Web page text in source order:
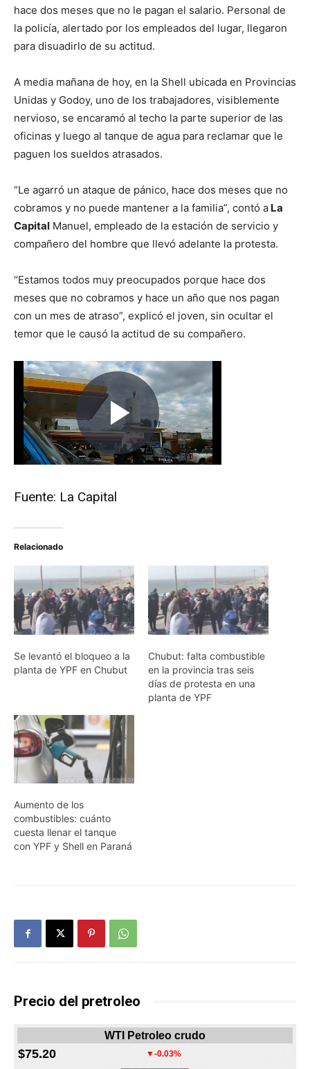
hace dos meses que no le pagan el salario. Personal de
la policía, alertado por los empleados del lugar, llegaron
para disuadirlo de su actitud.
A media mañana de hoy, en la Shell ubicada en Provincias
Unidas y Godoy, uno de los trabajadores, visiblemente
nervioso, se encaramó al techo la parte superior de las
oficinas y luego al tanque de agua para reclamar que le
paguen los sueldos atrasados.
“Le agarró un ataque de pánico, hace dos meses que no
cobramos y no puede mantener a la familia”, contó a La
Capital Manuel, empleado de la estación de servicio y
compañero del hombre que llevó adelante la protesta.
“Estamos todos muy preocupados porque hace dos
meses que no cobramos y hace un año que nos pagan
con un mes de atraso”, explicó el joven, sin ocultar el
temor que le causó la actitud de su compañero.
Fuente: La Capital
Relacionado
Se levantó el bloqueo a la
planta de YPF en Chubut
Chubut: falta combustible
en la provincia tras seis
días de protesta en una
planta de YPF
Aumento de los
combustibles: cuánto
cuesta llenar el tanque
con YPF y Shell en Paraná
Precio del pretroleo
WTI Petroleo crudo
$75.20 ▼-0.03%